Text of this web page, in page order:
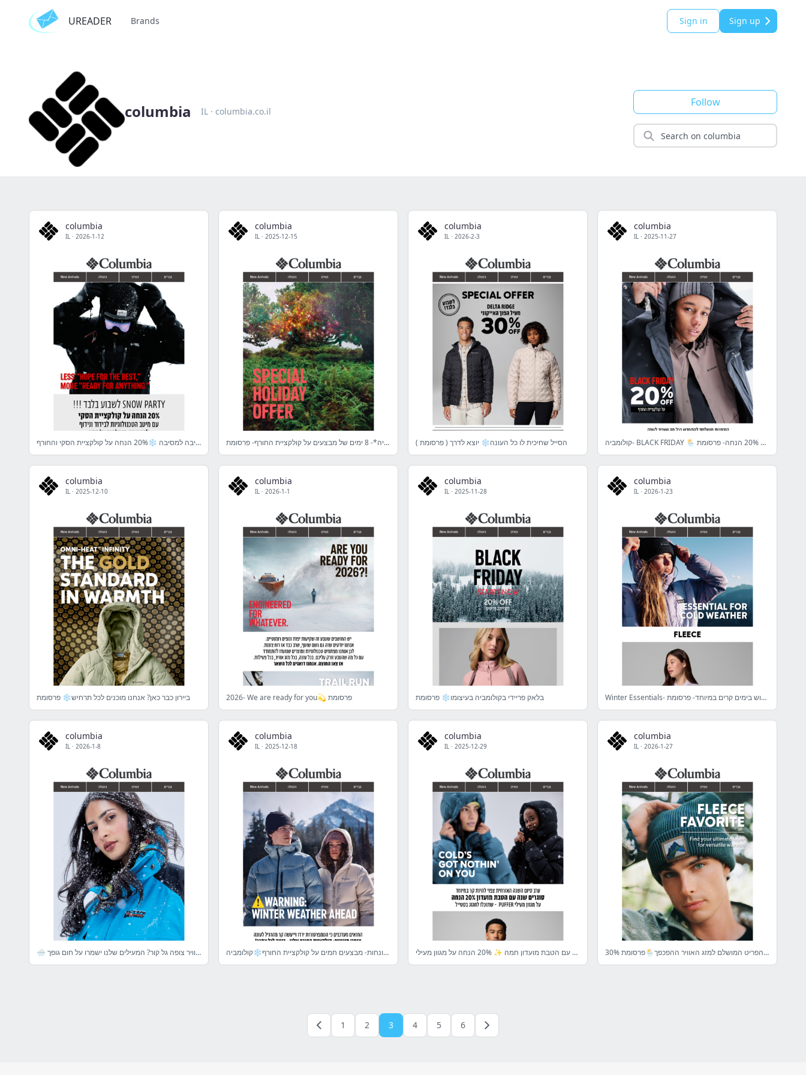
UREADER Brands Sign in Sign up
columbia IL · columbia.co.il
Follow
columbia
IL · 2026-1-12
עונת הסקי בעיצומה וזו סיבה למסיבה ❄️20% הנחה על קולקציית הסקי והחורף*
columbia
IL · 2025-12-15
חנוכה בחנויות קולומביה*- 8 ימים של מבצעים על קולקציית החורף- פרסומת
columbia
IL · 2026-2-3
הסייל שחיכית לו כל העונה❄️ יוצא לדרך ( פרסומת )
columbia
IL · 2025-11-27
קולומביה- BLACK FRIDAY 🌦️ קולקציית החורף ב 20% הנחה- פרסומת
columbia
IL · 2025-12-10
ביירון כבר כאן? אנחנו מוכנים לכל תרחיש❄️ פרסומת
columbia
IL · 2026-1-1
2026- We are ready for you💫 פרסומת
columbia
IL · 2025-11-28
בלאק פריידי בקולומביה בעיצומו❄️ פרסומת
columbia
IL · 2026-1-23
Winter Essentials- כל מה שתרצו ללבוש בימים קרים במיוחד- פרסומת
columbia
IL · 2026-1-8
🌨️ תחזית מזג האוויר צופה גל קור? המעילים שלנו ישמרו על חום גופך
columbia
IL · 2025-12-18
הטמפרטורות צונחות- מבצעים חמים על קולקציית החורף❄️קולומביה
columbia
IL · 2025-12-29
סוגרים שנה בסטייל עם הטבת מועדון חמה ✨ 20% הנחה על מגוון מעילי Puffer
columbia
IL · 2026-1-27
30% הנחה על קולקציית הפליסים- הפריט המושלם למזג האוויר ההפכפך🌦️פרסומת
1 2 3 4 5 6